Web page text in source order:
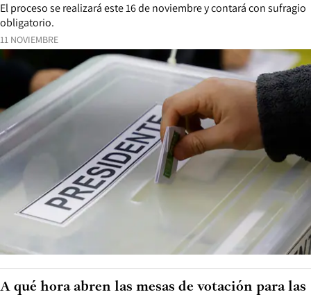
11 NOVIEMBRE
El proceso se realizará este 16 de noviembre y contará con sufragio
obligatorio.
A qué hora abren las mesas de votación para las